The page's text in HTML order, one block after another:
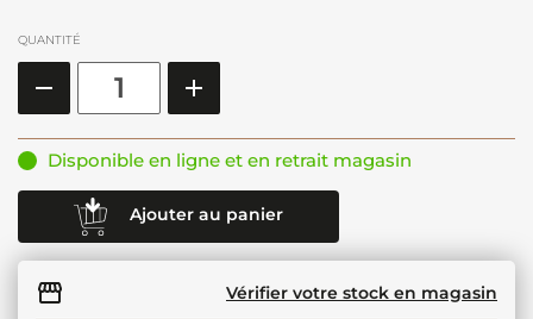
QUANTITÉ
Disponible en ligne et en retrait magasin
Ajouter au panier
Vérifier votre stock en magasin